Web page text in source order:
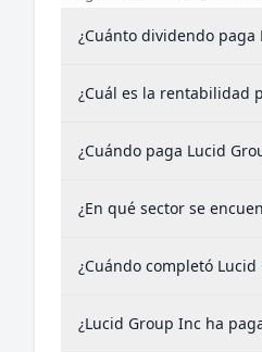
¿Cuánto dividendo paga
¿Cuál es la rentabilidad
¿Cuándo paga Lucid
¿En qué sector se
¿Cuándo completó
¿Lucid Group Inc ha